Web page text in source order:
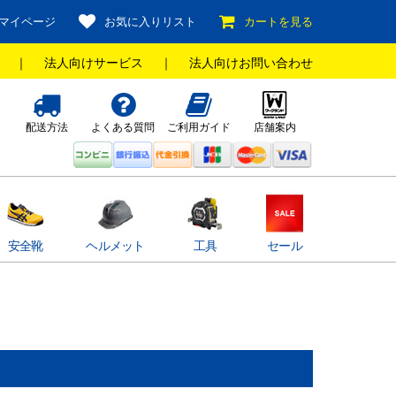
イページ お気に入りリスト カートを見る
｜ 法人向けサービス ｜ 法人向けお問い合わせ
配送方法 よくある質問 ご利用ガイド 店舗案内
安全靴 ヘルメット 工具 セール